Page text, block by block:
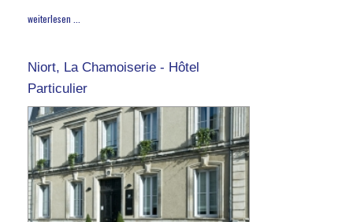
weiterlesen ...
Niort, La Chamoiserie - Hôtel
Particulier